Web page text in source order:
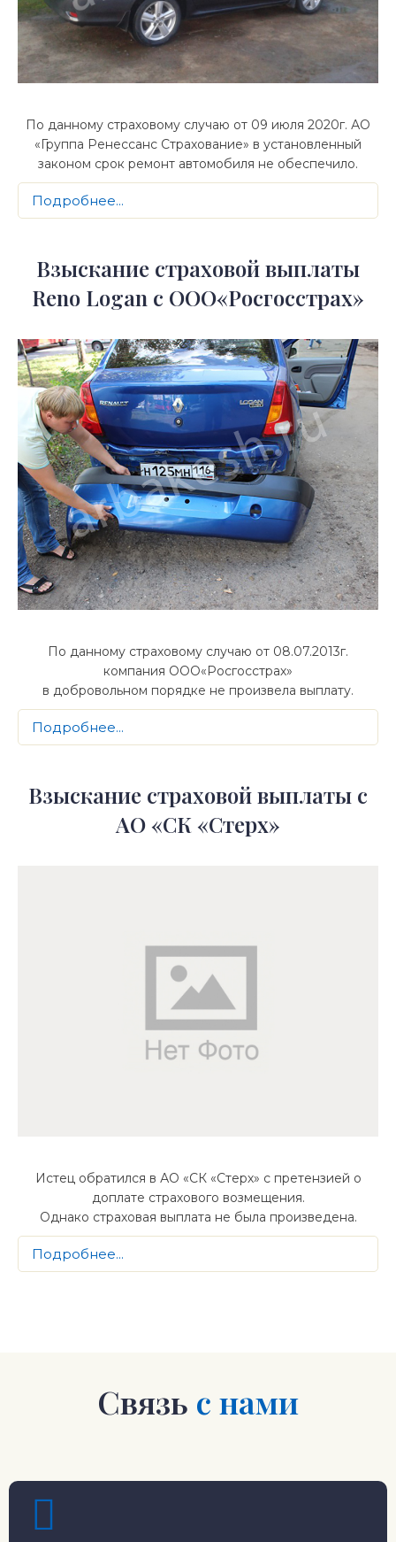
По данному страховому случаю от 09 июля 2020г. АО
«Группа Ренессанс Страхование» в установленный
законом срок ремонт автомобиля не обеспечило.
Подробнее...
Взыскание страховой выплаты
Reno Logan с ООО«Росгосстрах»
По данному страховому случаю от 08.07.2013г.
компания ООО«Росгосстрах»
в добровольном порядке не произвела выплату.
Подробнее...
Взыскание страховой выплаты с
АО «СК «Стерх»
Истец обратился в АО «СК «Стерх» с претензией о
доплате страхового возмещения.
Однако страховая выплата не была произведена.
Подробнее...
Связь с нами